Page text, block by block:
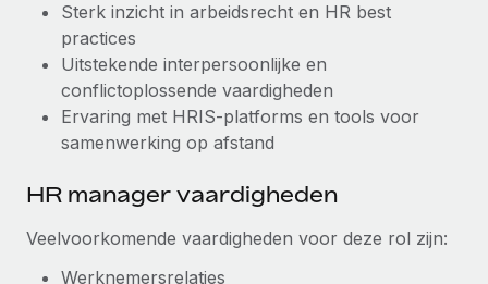
Sterk inzicht in arbeidsrecht en HR best
practices
Uitstekende interpersoonlijke en
conflictoplossende vaardigheden
Ervaring met HRIS-platforms en tools voor
samenwerking op afstand
HR manager vaardigheden
Veelvoorkomende vaardigheden voor deze rol zijn:
Werknemersrelaties